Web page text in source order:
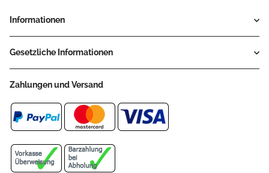
Informationen
Gesetzliche Informationen
Zahlungen und Versand